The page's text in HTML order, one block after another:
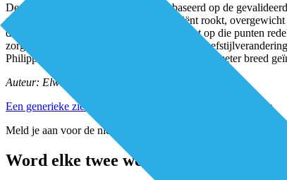
De COPD-ziektelastmeter is mede gebaseerd op de
praktijkondersteuner voegt toe of de patiënt rookt,
die ver van de X-as staan, betekenen dat het op die punten
zorgverleners makkelijker om concreet over
Philippe Salomé nu op aan de COPD-ziektelastmeter breed
Auteur: Elwin Lammers
Een generieke ziektelastmeter voor alle chronische patiënten
Meld je aan voor de nieuwsbrief
Word elke twee weken geïnspireerd